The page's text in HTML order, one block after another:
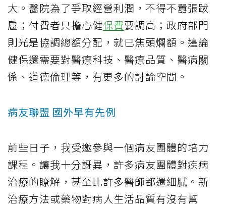
大。醫院為了爭取經營利潤，不得不囂張跋
扈；付費者只擔心健保費要調高；政府部門
則光是協調總額分配，就已焦頭爛額。遑論
健保還需要對醫療科技、醫療品質、醫病關
係、道德倫理等，有更多的討論空間。
病友聯盟 國外早有先例
前些日子，我受邀參與一個病友團體的培力
課程。讓我十分訝異，許多病友團體對疾病
治療的瞭解，甚至比許多醫師都還細膩。新
治療方法或藥物對病人生活品質有沒有幫